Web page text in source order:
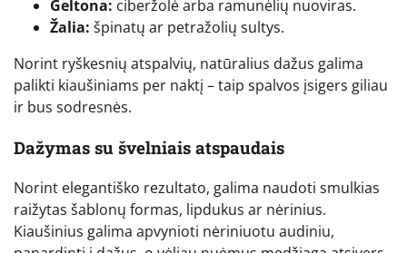
Geltona: ciberžolė arba ramunėlių nuoviras.
Žalia: špinatų ar petražolių sultys.
Norint ryškesnių atspalvių, natūralius dažus galima
palikti kiaušiniams per naktį – taip spalvos įsigers giliau
ir bus sodresnės.
Dažymas su švelniais atspaudais
Norint elegantiško rezultato, galima naudoti smulkias
raižytas šablonų formas, lipdukus ar nėrinius.
Kiaušinius galima apvynioti nėriniuotu audiniu,